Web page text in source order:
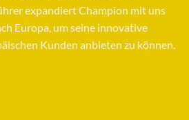
expandiert Champion mit uns
Europa, um seine innovative
Kunden anbieten zu können.